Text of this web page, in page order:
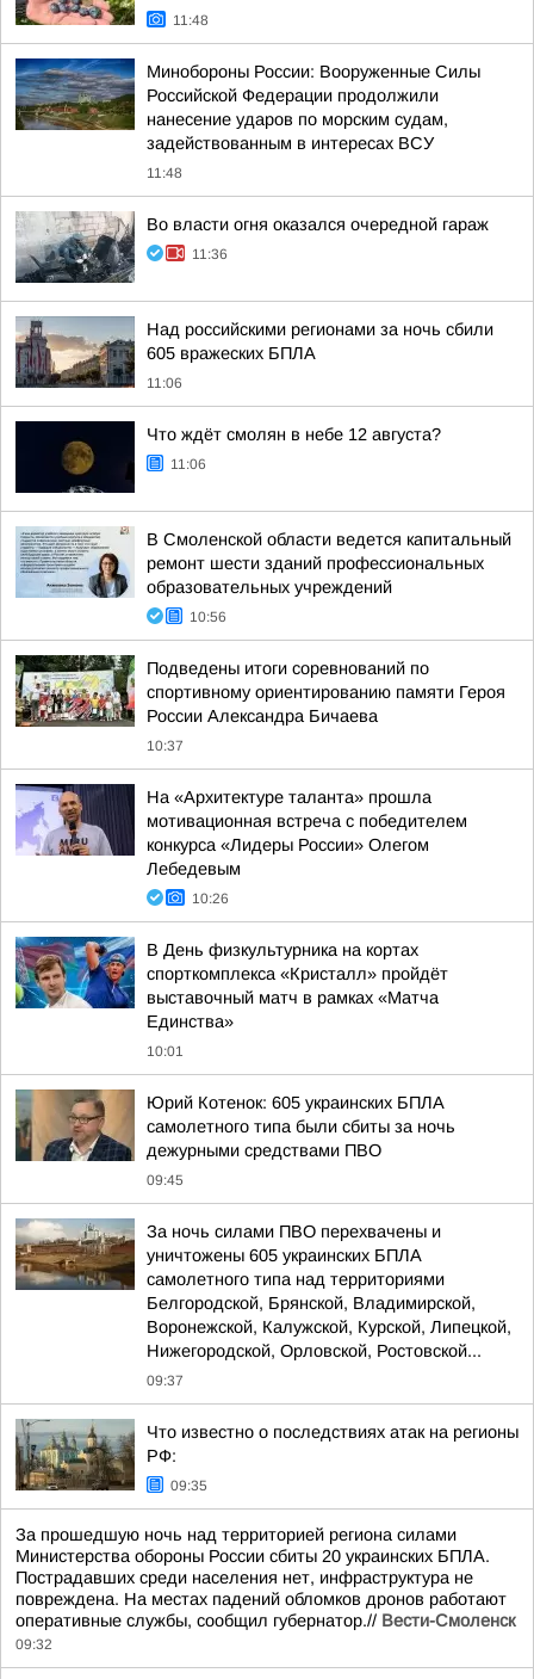
11:48
Минобороны России: Вооруженные Силы
Российской Федерации продолжили
нанесение ударов по морским судам,
задействованным в интересах ВСУ
11:48
Во власти огня оказался очередной гараж
11:36
Над российскими регионами за ночь сбили
605 вражеских БПЛА
11:06
Что ждёт смолян в небе 12 августа?
11:06
В Смоленской области ведется капитальный
ремонт шести зданий профессиональных
образовательных учреждений
10:56
Подведены итоги соревнований по
спортивному ориентированию памяти Героя
России Александра Бичаева
10:37
На «Архитектуре таланта» прошла
мотивационная встреча с победителем
конкурса «Лидеры России» Олегом
Лебедевым
10:26
В День физкультурника на кортах
спорткомплекса «Кристалл» пройдёт
выставочный матч в рамках «Матча
Единства»
10:01
Юрий Котенок: 605 украинских БПЛА
самолетного типа были сбиты за ночь
дежурными средствами ПВО
09:45
За ночь силами ПВО перехвачены и
уничтожены 605 украинских БПЛА
самолетного типа над территориями
Белгородской, Брянской, Владимирской,
Воронежской, Калужской, Курской, Липецкой,
Нижегородской, Орловской, Ростовской...
09:37
Что известно о последствиях атак на регионы
РФ:
09:35
За прошедшую ночь над территорией региона силами
Министерства обороны России сбиты 20 украинских БПЛА.
Пострадавших среди населения нет, инфраструктура не
повреждена. На местах падений обломков дронов работают
оперативные службы, сообщил губернатор.// Вести-Смоленск
09:32